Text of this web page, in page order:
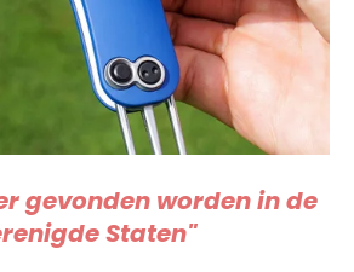
gevonden worden in de
Staten"